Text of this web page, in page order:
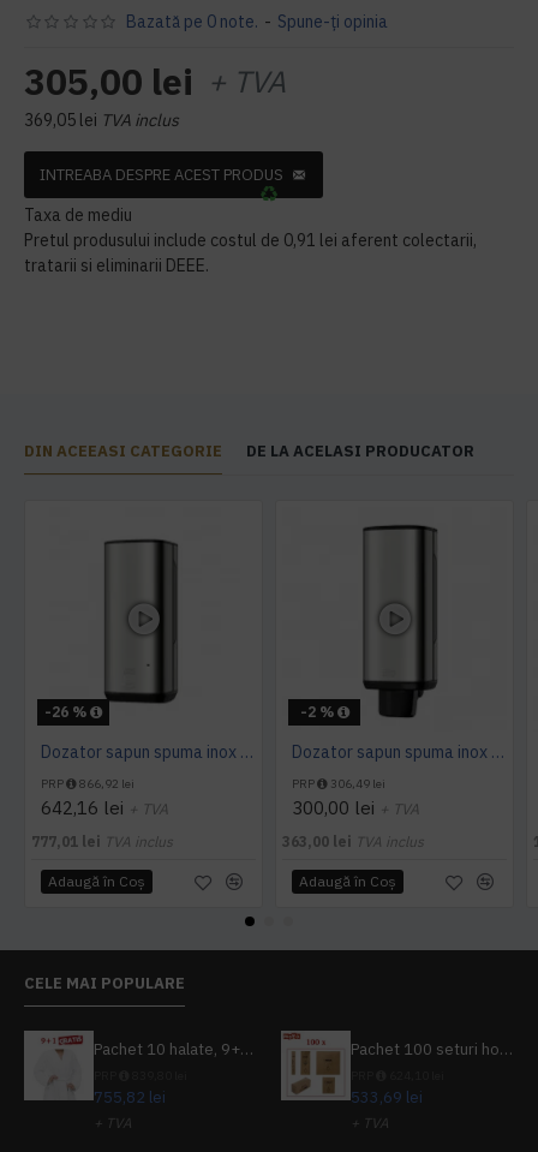
Bazată pe 0 note. - Spune-ţi opinia
305,00 lei + TVA
369,05 lei TVA inclus
INTREABA DESPRE ACEST PRODUS
Taxa de mediu
Pretul produsului include costul de 0,91 lei aferent colectarii,
tratarii si eliminarii DEEE.
DIN ACEEASI CATEGORIE DE LA ACELASI PRODUCATOR
-26 %
Dozator sapun spuma inox cu senzor, 1L, Tork
PRP 866,92 lei
642,16 lei + TVA
777,01 lei TVA inclus
Adaugă în Coş
-2 %
Dozator sapun spuma inox 1L, Tork
PRP 306,49 lei
300,00 lei + TVA
363,00 lei TVA inclus
Adaugă în Coş
CELE MAI POPULARE
Pachet 10 halate, 9+1 gratuit
755,82 lei
+ TVA
Pachet 100 seturi hoteliere, set dentar, set barbierit, casca de dus, pila unghii, set cusut
533,69 lei
+ TVA